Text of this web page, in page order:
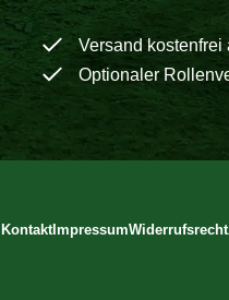
Versand
Optionaler
KontaktImpressumWiderrufsrecht